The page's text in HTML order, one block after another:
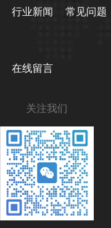
行业新闻 常见问题
在线留言
关注我们